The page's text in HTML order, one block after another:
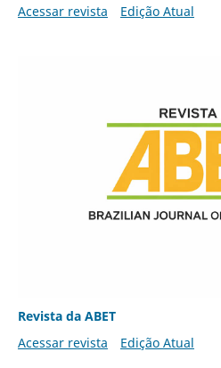
Acessar revista Edição Atual
Revista da ABET
Acessar revista
Edição Atual